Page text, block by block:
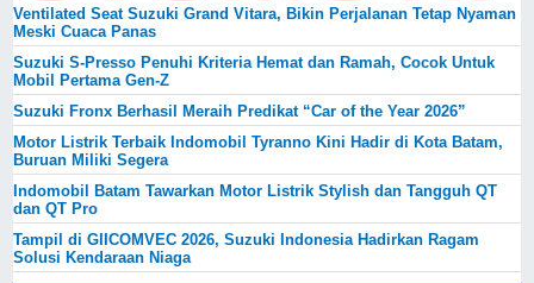
Ventilated Seat Suzuki Grand Vitara, Bikin Perjalanan Tetap Nyaman
Meski Cuaca Panas
Suzuki S-Presso Penuhi Kriteria Hemat dan Ramah, Cocok Untuk
Mobil Pertama Gen-Z
Suzuki Fronx Berhasil Meraih Predikat “Car of the Year 2026”
Motor Listrik Terbaik Indomobil Tyranno Kini Hadir di Kota Batam,
Buruan Miliki Segera
Indomobil Batam Tawarkan Motor Listrik Stylish dan Tangguh QT
dan QT Pro
Tampil di GIICOMVEC 2026, Suzuki Indonesia Hadirkan Ragam
Solusi Kendaraan Niaga